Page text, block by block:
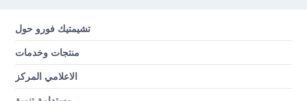
تشيمتيك فورو حول
منتجات وخدمات
الاعلامي المركز